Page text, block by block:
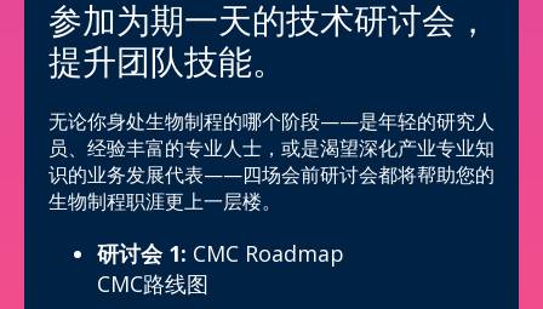
参加为期一天的技术研讨会，
提升团队技能。
无论你身处生物制程的哪个阶段——是年轻的研究人
员、经验丰富的专业人士，或是渴望深化产业专业知
识的业务发展代表——四场会前研讨会都将帮助您的
生物制程职涯更上一层楼。
研讨会 1: CMC Roadmap
CMC路线图